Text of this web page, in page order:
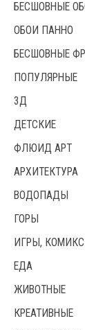
БЕСШОВНЫЕ
ОБОИ ПАННО
БЕСШОВНЫЕ
ПОПУЛЯРНЫЕ
3Д
ДЕТСКИЕ
ФЛЮИД АРТ
АРХИТЕКТУРА
ВОДОПАДЫ
ГОРЫ
ИГРЫ,
ЕДА
ЖИВОТНЫЕ
КРЕАТИВНЫЕ